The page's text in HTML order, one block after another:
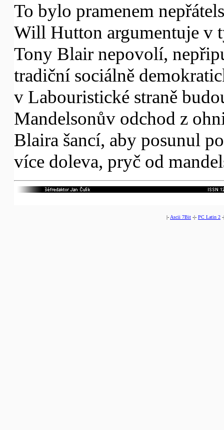
To bylo pramenem
Will Hutton argumentuje v
Tony Blair nepovolí,
tradiční sociálně
v Labouristické straně
Mandelsonův odchod z
Blaira šancí, aby posunul
více doleva, pryč od
|- Ascii 7Bit -|- PC Latin 2